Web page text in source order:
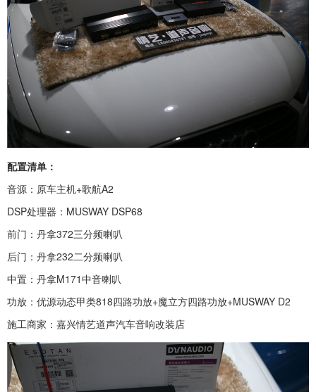
配置清单：
音源：原车主机+歌航A2
DSP处理器：MUSWAY DSP68
前门：丹拿372三分频喇叭
后门：丹拿232二分频喇叭
中置：丹拿M171中音喇叭
功放：优源动态甲类818四路功放+魔立方四路功放+MUSWAY D2
施工商家：嘉兴情艺道声汽车音响改装店